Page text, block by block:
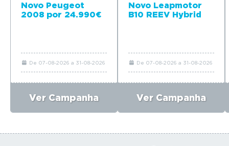
Novo Peugeot
2008 por 24.990€
De 07-08-2026 a 31-08-2026
Ver Campanha
Novo Leapmotor
B10 REEV Hybrid
De 07-08-2026 a 31-08-2026
Ver Campanha